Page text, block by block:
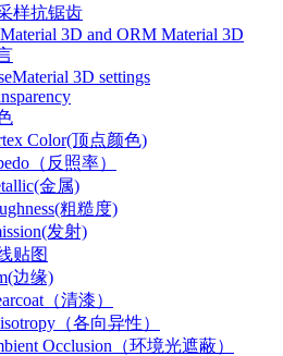
样抗锯齿
Material 3D and ORM Material 3D
3D settings
Color(顶点颜色)
（反照率）
金属)
粗糙度)
发射)
贴图
边缘)
（清漆）
（各向异性）
Occlusion（环境光遮蔽）